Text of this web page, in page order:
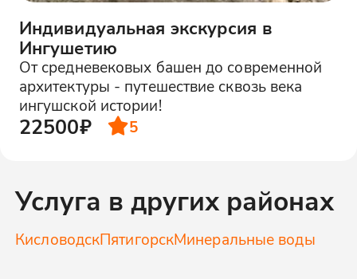
Индивидуальная экскурсия в
Ингушетию
От средневековых башен до современной
архитектуры - путешествие сквозь века
ингушской истории!
22500₽ 5
Услуга в других районах
КисловодскПятигорскМинеральные воды